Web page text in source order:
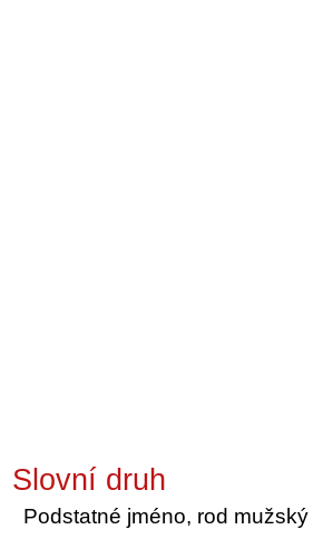
Slovní druh
Podstatné jméno, rod mužský